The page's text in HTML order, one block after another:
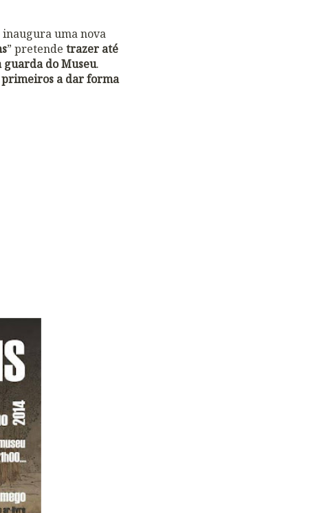
inaugura uma nova
” pretende trazer até
guarda do Museu.
primeiros a dar forma